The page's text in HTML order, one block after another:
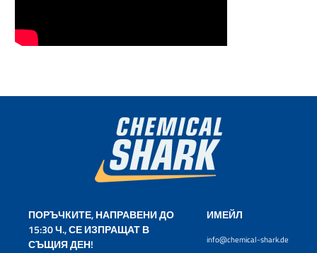
ПОРЪЧКИТЕ, НАПРАВЕНИ ДО
15:30 Ч., СЕ ИЗПРАЩАТ В
СЪЩИЯ ДЕН!
ИМЕЙЛ
info@chemical-shark.de